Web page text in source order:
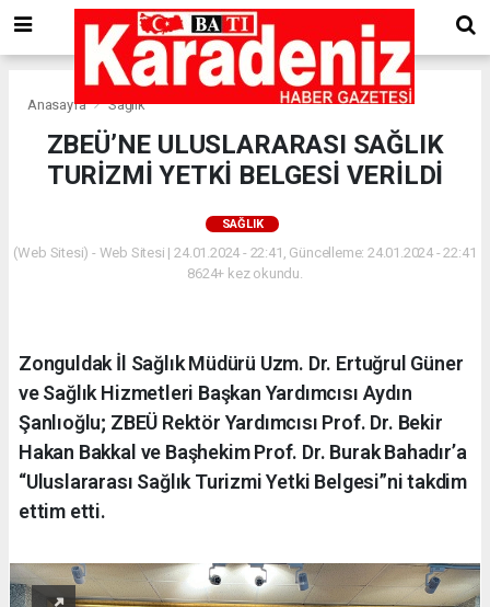
Anasayfa Sağlık
ZBEÜ’NE ULUSLARARASI SAĞLIK
TURİZMİ YETKİ BELGESİ VERİLDİ
SAĞLIK
(Web Sitesi) - Web Sitesi | 24.01.2024 - 22:41, Güncelleme: 24.01.2024 - 22:41
8624+ kez okundu.
Zonguldak İl Sağlık Müdürü Uzm. Dr. Ertuğrul Güner
ve Sağlık Hizmetleri Başkan Yardımcısı Aydın
Şanlıoğlu; ZBEÜ Rektör Yardımcısı Prof. Dr. Bekir
Hakan Bakkal ve Başhekim Prof. Dr. Burak Bahadır’a
“Uluslararası Sağlık Turizmi Yetki Belgesi”ni takdim
ettim etti.